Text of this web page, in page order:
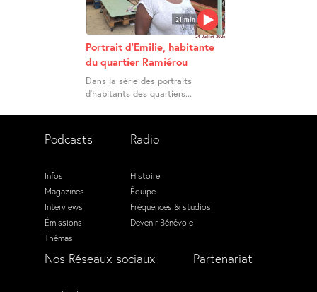
21 min
24 Juillet 2026
Portrait d’Emilie, habitante
du quartier Ramiérou
Dans la série des portraits
d’habitants des quartiers...
Podcasts
Infos
Magazines
Interviews
Émissions
Thémas
Radio
Histoire
Équipe
Fréquences & studios
Devenir Bénévole
Nos Réseaux sociaux Partenariat